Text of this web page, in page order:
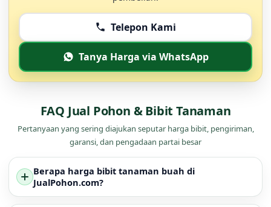
Telepon Kami
Tanya Harga via WhatsApp
FAQ Jual Pohon & Bibit Tanaman
Pertanyaan yang sering diajukan seputar harga bibit, pengiriman,
garansi, dan pengadaan partai besar
Berapa harga bibit tanaman buah di
JualPohon.com?